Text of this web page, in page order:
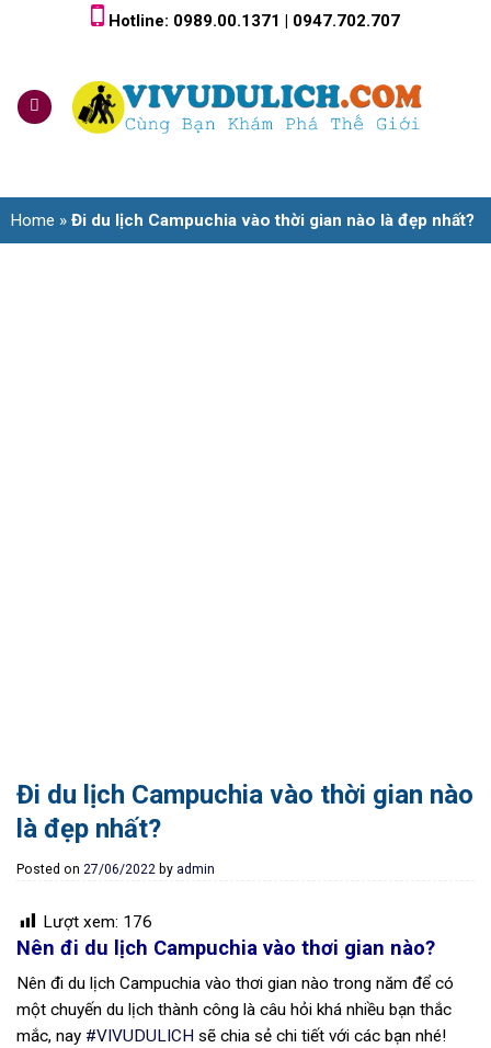
Hotline: 0989.00.1371 | 0947.702.707
Home » Đi du lịch Campuchia vào thời gian nào là đẹp nhất?
Đi du lịch Campuchia vào thời gian nào
là đẹp nhất?
Posted on 27/06/2022 by admin
Lượt xem: 176
Nên đi du lịch Campuchia vào thơi gian nào?
Nên đi du lịch Campuchia vào thơi gian nào trong năm để có
một chuyến du lịch thành công là câu hỏi khá nhiều bạn thắc
mắc, nay #VIVUDULICH sẽ chia sẻ chi tiết với các bạn nhé!